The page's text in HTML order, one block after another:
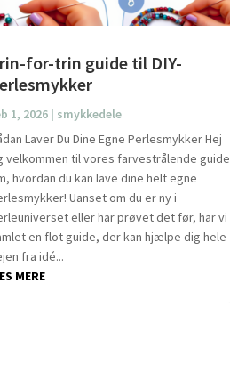
for-trin guide til DIY-
1, 2026| smykkedele
Laver Du Dine Egne Perlesmykker Hej
velkommen til vores farvestrålende guide
hvordan du kan lave dine helt egne
Uanset om du er ny i
eller har prøvet det før, har vi
en flot guide, der kan hjælpe dig hele
fra idé...
MERE